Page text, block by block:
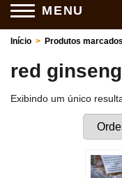
MENU
Início > Produtos
red ginseng
Exibindo um único